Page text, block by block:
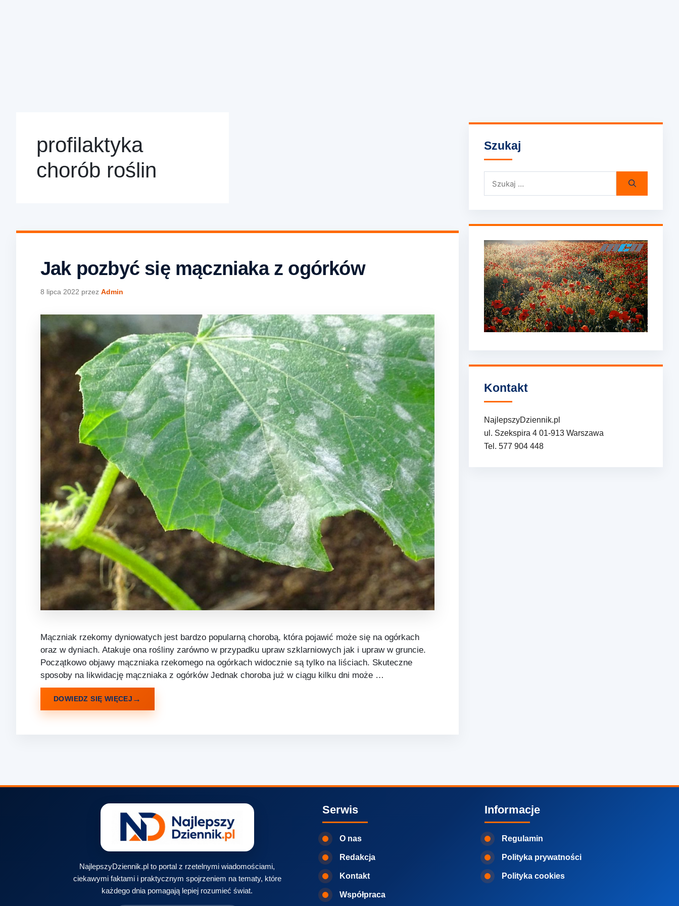
profilaktyka
chorób roślin
Jak pozbyć się mączniaka z ogórków
8 lipca 2022 przez Admin
Mączniak rzekomy dyniowatych jest bardzo popularną chorobą, która pojawić może się na ogórkach
oraz w dyniach. Atakuje ona rośliny zarówno w przypadku upraw szklarniowych jak i upraw w gruncie.
Początkowo objawy mączniaka rzekomego na ogórkach widocznie są tylko na liściach. Skuteczne
sposoby na likwidację mączniaka z ogórków Jednak choroba już w ciągu kilku dni może …
DOWIEDZ SIĘ WIĘCEJ
Szukaj
Kontakt
NajlepszyDziennik.pl
ul. Szekspira 4 01-913 Warszawa
Tel. 577 904 448
NajlepszyDziennik.pl to portal z rzetelnymi wiadomościami,
ciekawymi faktami i praktycznym spojrzeniem na tematy, które
każdego dnia pomagają lepiej rozumieć świat.
Serwis
O nas
Redakcja
Kontakt
Współpraca
Informacje
Regulamin
Polityka prywatności
Polityka cookies